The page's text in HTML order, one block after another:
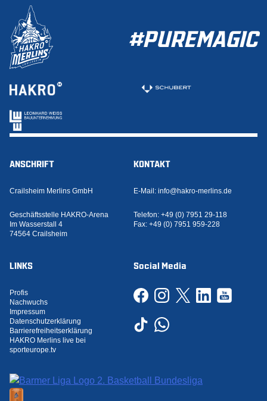
#PUREMAGIC
ANSCHRIFT
Crailsheim Merlins GmbH
Geschäftsstelle HAKRO-Arena
Im Wasserstall 4
74564 Crailsheim
KONTAKT
E-Mail: info@hakro-merlins.de
Telefon: +49 (0) 7951 29-118
Fax: +49 (0) 7951 959-228
LINKS
Profis
Nachwuchs
Impressum
Datenschutzerklärung
Barrierefreiheitserklärung
HAKRO Merlins live bei
sporteurope.tv
Social Media